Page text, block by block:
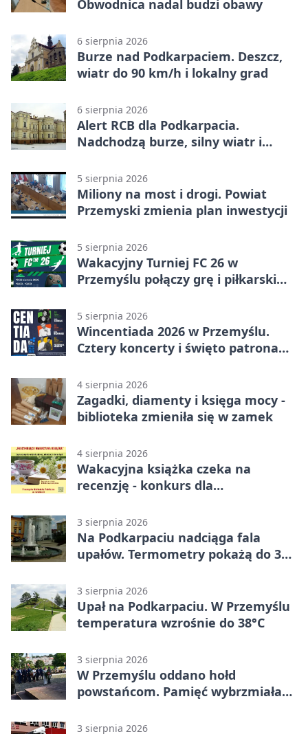
Obwodnica nadal budzi obawy
6 sierpnia 2026
Burze nad Podkarpaciem. Deszcz,
wiatr do 90 km/h i lokalny grad
6 sierpnia 2026
Alert RCB dla Podkarpacia.
Nadchodzą burze, silny wiatr i
5 sierpnia 2026
Miliony na most i drogi. Powiat
Przemyski zmienia plan inwestycji
5 sierpnia 2026
Wakacyjny Turniej FC 26 w
Przemyślu połączy grę i piłkarski
5 sierpnia 2026
Wincentiada 2026 w Przemyślu.
Cztery koncerty i święto patrona
4 sierpnia 2026
Zagadki, diamenty i księga mocy -
biblioteka zmieniła się w zamek
4 sierpnia 2026
Wakacyjna książka czeka na
recenzję - konkurs dla
3 sierpnia 2026
Na Podkarpaciu nadciąga fala
upałów. Termometry pokażą do 36
3 sierpnia 2026
Upał na Podkarpaciu. W Przemyślu
temperatura wzrośnie do 38°C
3 sierpnia 2026
W Przemyślu oddano hołd
powstańcom. Pamięć wybrzmiała
3 sierpnia 2026